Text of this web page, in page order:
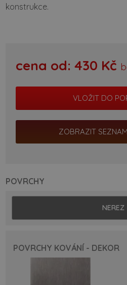
konstrukce.
cena od: 430 Kč
ZOBRAZIT
POVRCHY
NEREZ
POVRCHY KOVÁNÍ - DEKOR